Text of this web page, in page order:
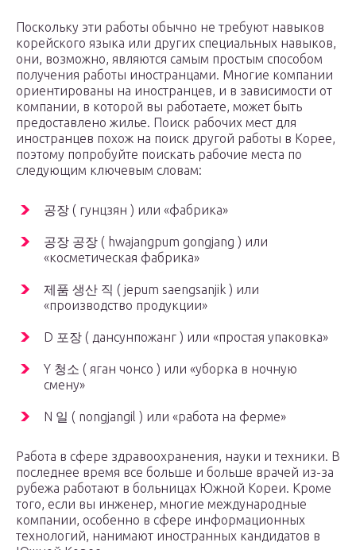
Поскольку эти работы обычно не требуют навыков
корейского языка или других специальных навыков,
они, возможно, являются самым простым способом
получения работы иностранцами. Многие компании
ориентированы на иностранцев, и в зависимости от
компании, в которой вы работаете, может быть
предоставлено жилье. Поиск рабочих мест для
иностранцев похож на поиск другой работы в Корее,
поэтому попробуйте поискать рабочие места по
следующим ключевым словам:
공장 ( гунцзян ) или «фабрика»
공장 공장 ( hwajangpum gongjang ) или
«косметическая фабрика»
제품 생산 직 ( jepum saengsanjik ) или
«производство продукции»
D 포장 ( дансунпожанг ) или «простая упаковка»
Y 청소 ( яган чонсо ) или «уборка в ночную
смену»
N 일 ( nongjangil ) или «работа на ферме»
Работа в сфере здравоохранения, науки и техники. В
последнее время все больше и больше врачей из-за
рубежа работают в больницах Южной Кореи. Кроме
того, если вы инженер, многие международные
компании, особенно в сфере информационных
технологий, нанимают иностранных кандидатов в